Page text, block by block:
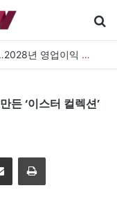
GS리테일, 기업가치 제고 계획 발표…2028년 영업이익 3,800억 원 목표
든 ‘이스터 컬렉션’
이메일